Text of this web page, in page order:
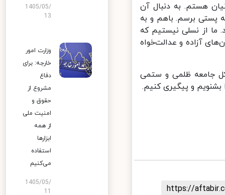
هستم. به دنبال آن
برسم. باهم و به
از نسلی نیستیم که
آزاده و عدالت‌خواه
جامعه ظلمی و ستمی
و پیگیری کنیم.
https://
1405/05/
13
وزارت امور
خارجه: برای
دفاع
مشروع از
حقوق و
امنیت ملی
از همه
ابزارها
استفاده
می‌کنیم
1405/05/